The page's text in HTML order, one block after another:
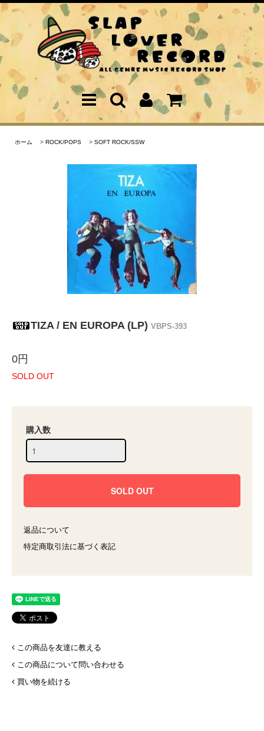
ホーム > ROCK/POPS > SOFT ROCK/SSW
TIZA / EN EUROPA (LP) VBPS-393
0円
SOLD OUT
購入数
返品について
特定商取引法に基づく表記
この商品を友達に教える
この商品について問い合わせる
買い物を続ける